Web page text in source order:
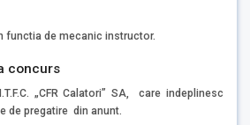
functia de mecanic instructor.
concurs
„CFR Calatori” SA, care indeplinesc
de pregatire din anunt.